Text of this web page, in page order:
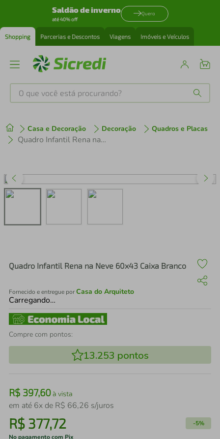
Saldão de inverno
até 40% off
Quero
Shopping Parcerias e Descontos Viagens Imóveis e Veículos
O que você está procurando?
Casa e Decoração Decoração Quadros e Placas
Quadro Infantil Rena na Neve 60x43 Caixa Branco
Quadro Infantil Rena na Neve 60x43 Caixa Branco
Fornecido e entregue porCasa do Arquiteto
Carregando…
Compre com pontos:
13.253 pontos
R$ 397,60à vista
em até 6x de R$ 66,26 s/juros
R$ 377,72 -5%
No pagamento com Pix
1º tenis
perfume